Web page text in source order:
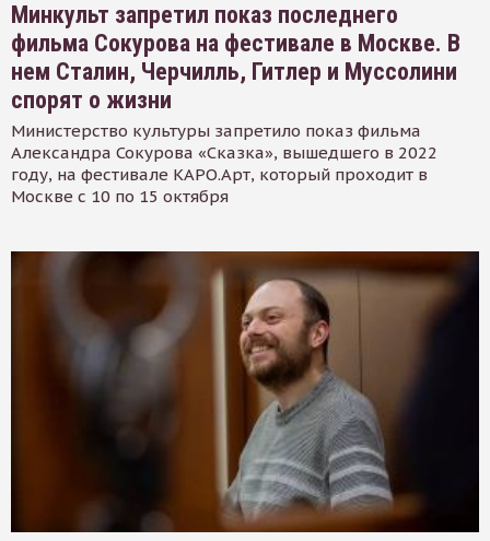
Минкульт запретил показ последнего
фильма Сокурова на фестивале в Москве. В
нем Сталин, Черчилль, Гитлер и Муссолини
спорят о жизни
Министерство культуры запретило показ фильма
Александра Сокурова «Сказка», вышедшего в 2022
году, на фестивале КАРО.Арт, который проходит в
Москве с 10 по 15 октября